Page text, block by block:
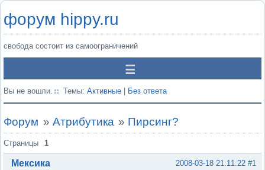
форум hippy.ru
свобода состоит из самоограничений
Вы не вошли. Темы: Активные Без ответа
Форум » Атрибутика » Пирсинг?
Страницы 1
#1
2008-03-18 21:11:22
Мексика